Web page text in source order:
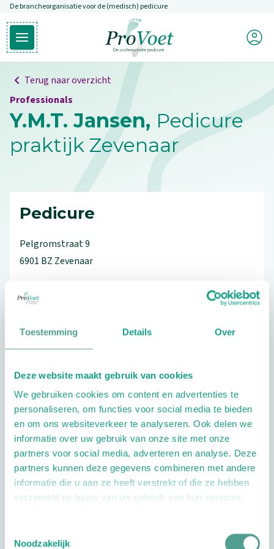
Toestemming Details Over
Deze website maakt gebruik van cookies
We gebruiken cookies om content en advertenties te
personaliseren, om functies voor social media te bieden
en om ons websiteverkeer te analyseren. Ook delen we
informatie over uw gebruik van onze site met onze
partners voor social media, adverteren en analyse. Deze
partners kunnen deze gegevens combineren met andere
informatie die u aan ze heeft verstrekt of die ze hebben
verzameld op basis van uw gebruik van hun services.
Noodzakelijk
Overslaan en naar de inhoud gaan
De brancheorganisatie voor de (medisch) pedicure
Open hoofdmenu
Ga naar de homepagina
Mijn
Terug naar overzicht
Professionals
Y.M.T. Jansen, Pedicure
praktijk Zevenaar
Pedicure
Pelgromstraat9
6901 BZ Zevenaar
Schrijf ook een review
Openingstijden
Dag Tijd